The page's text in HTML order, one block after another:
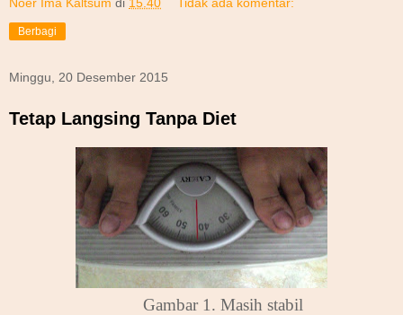
Berbagi
Minggu, 20 Desember 2015
Tetap Langsing Tanpa Diet
Gambar 1. Masih stabil